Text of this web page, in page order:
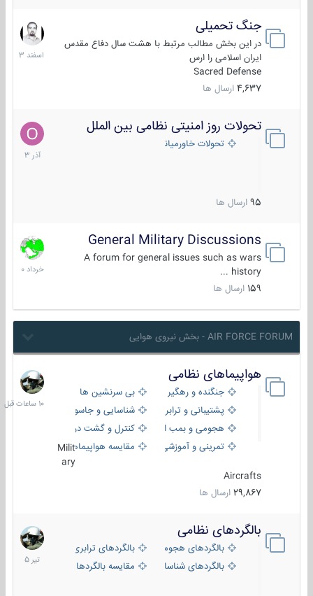
جنگ تحمیلی
در این بخش مطالب مرتبط با هشت سال دفاع مقدس
ایران اسلامی را ارس
Sacred Defense
4,637 ارسال ها
20
اسفند
1403
تحولات روز امنیتی نظامی بین الملل
تحولات خاورمیانه
95 ارسال ها
21
آذر
1403
General Military Discussions
A forum for general issues such as wars
history ...
159 ارسال ها
10
خرداد
1400
AIR FORCE FORUM - بخش نیروی هوایی
هواپیماهای نظامی
جنگنده و رهگیر
بی سرنشین ها
پشتیبانی و ترابری
شناسایی و جاسوسی
هجومی و بمب افکن
کنترل و گشت دریایی
تمرینی و آموزشی
مقایسه هواپیماهاMilit
ary
Aircrafts
29,867 ارسال ها
10
ساعات
قبل
بالگردهای نظامی
بالگردهای هجومی
بالگردهای ترابری
بالگردهای شناسایی
مقایسه بالگردها
22
تیر
1405